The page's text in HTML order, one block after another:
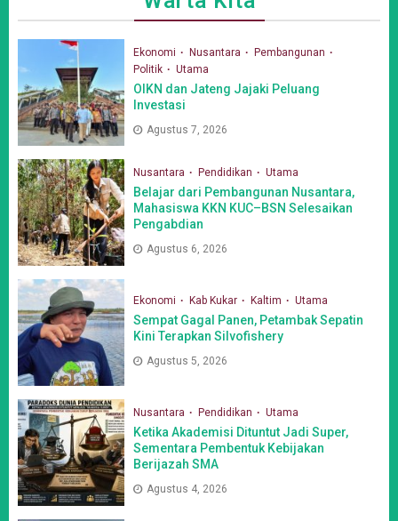
Ekonomi Nusantara
Pembangunan
Politik
Utama
OIKN dan Jateng Jajaki Peluang
Investasi
Agustus 7, 2026
Nusantara Pendidikan Utama
Belajar dari Pembangunan Nusantara,
Mahasiswa KKN KUC–BSN Selesaikan
Pengabdian
Agustus 6, 2026
Ekonomi Kab Kukar Kaltim Utama
Sempat Gagal Panen, Petambak Sepatin
Kini Terapkan Silvofishery
Agustus 5, 2026
Nusantara Pendidikan Utama
Ketika Akademisi Dituntut Jadi Super,
Sementara Pembentuk Kebijakan
Berijazah SMA
Agustus 4, 2026